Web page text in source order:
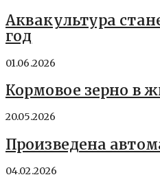
Аквакультура
год
01.06.2026
Кормовое зерно в
20.05.2026
Произведена
04.02.2026